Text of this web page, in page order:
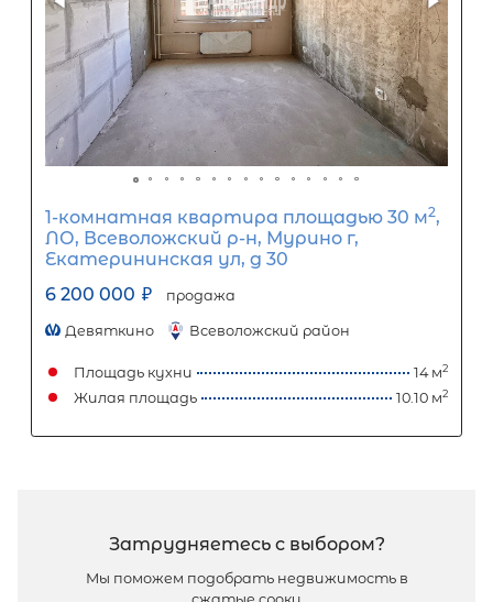
2-комнатная квартира площадью
Санкт-Петербург, Курортный
посёлок Песочный, Ленинградская
улица, 79
6 850 000 ₽
Курортный район